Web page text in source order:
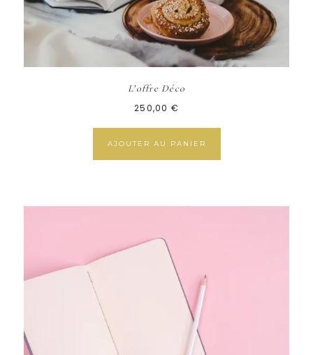
L’offre Déco
250,00 €
AJOUTER AU PANIER